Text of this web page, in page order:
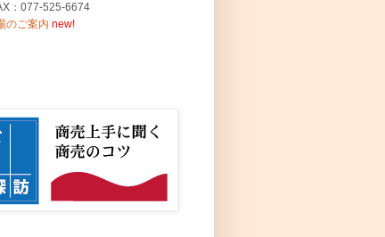
：077-525-6674
のご案内 new!